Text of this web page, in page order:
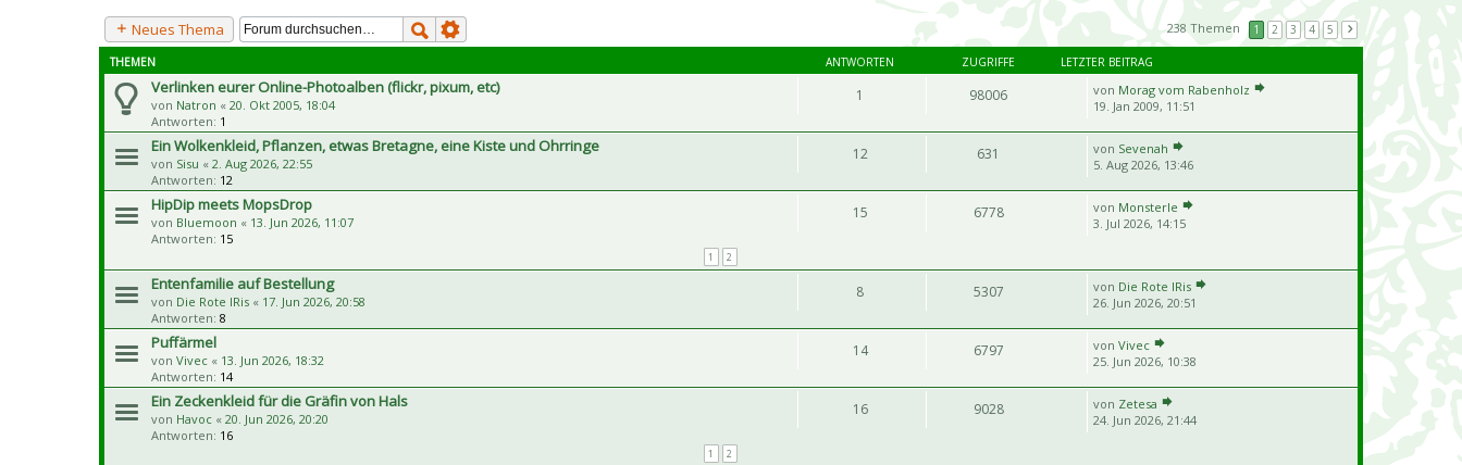
Neues Thema 238 Themen 1 2 3 4 5
THEMEN ANTWORTEN ZUGRIFFE LETZTER BEITRAG
Verlinken eurer Online-Photoalben (flickr, pixum, etc)
von Natron « 20. Okt 2005, 18:04
Antworten: 1
1 98006 von Morag vom Rabenholz
19. Jan 2009, 11:51
Ein Wolkenkleid, Pflanzen, etwas Bretagne, eine Kiste und Ohrringe
von Sisu « 2. Aug 2026, 22:55
Antworten: 12
12 631 von Sevenah
5. Aug 2026, 13:46
HipDip meets MopsDrop
von Bluemoon « 13. Jun 2026, 11:07
Antworten: 15
1 2
15 6778 von Monsterle
3. Jul 2026, 14:15
Entenfamilie auf Bestellung
von Die Rote IRis « 17. Jun 2026, 20:58
Antworten: 8
8 5307 von Die Rote IRis
26. Jun 2026, 20:51
Puffärmel
von Vivec « 13. Jun 2026, 18:32
Antworten: 14
14 6797 von Vivec
25. Jun 2026, 10:38
Ein Zeckenkleid für die Gräfin von Hals
von Havoc « 20. Jun 2026, 20:20
Antworten: 16
1 2
16 9028 von Zetesa
24. Jun 2026, 21:44